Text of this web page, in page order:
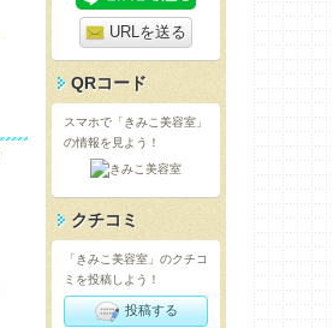
URLを送る
QRコード
スマホで「きみこ美容室」
の情報を見よう！
クチコミ
「きみこ美容室」のクチコ
ミを投稿しよう！
投稿する